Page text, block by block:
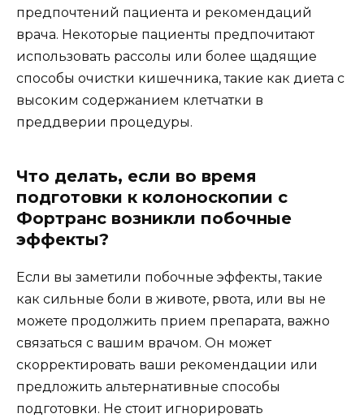
предпочтений пациента и рекомендаций
врача. Некоторые пациенты предпочитают
использовать рассолы или более щадящие
способы очистки кишечника, такие как диета с
высоким содержанием клетчатки в
преддверии процедуры.
Что делать, если во время
подготовки к колоноскопии с
Фортранс возникли побочные
эффекты?
Если вы заметили побочные эффекты, такие
как сильные боли в животе, рвота, или вы не
можете продолжить прием препарата, важно
связаться с вашим врачом. Он может
скорректировать ваши рекомендации или
предложить альтернативные способы
подготовки. Не стоит игнорировать